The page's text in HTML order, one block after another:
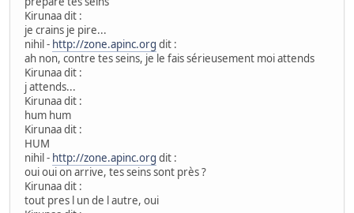
Kirunaa dit :
je crains je pire...
nihil - http://zone.apinc.org dit :
ah non, contre tes seins, je le fais sérieusement moi attends
Kirunaa dit :
j attends...
Kirunaa dit :
hum hum
Kirunaa dit :
HUM
nihil - http://zone.apinc.org dit :
oui oui on arrive, tes seins sont près ?
Kirunaa dit :
tout pres l un de l autre, oui